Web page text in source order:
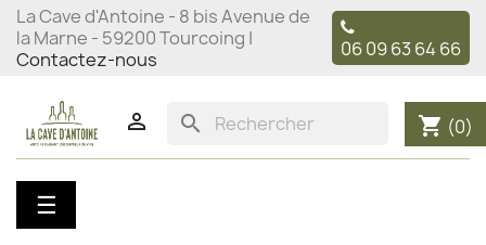
La Cave d'Antoine - 8 bis Avenue de
la Marne - 59200 Tourcoing |
Contactez-nous
06 09 63 64 66
 search shopping_cart (0)
Basculer
la
☰